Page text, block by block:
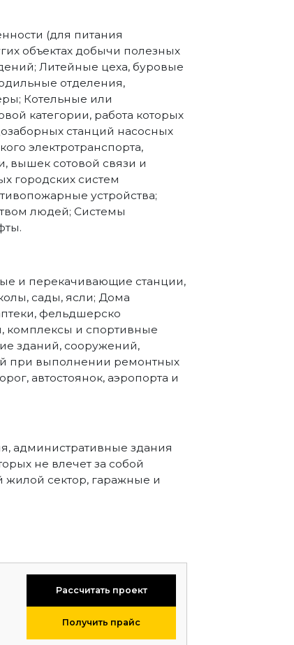
(для питания
объектах добычи полезных
Литейные цеха, буровые
отделения,
Котельные или
категории, работа которых
станций насосных
электротранспорта,
вышек сотовой связи и
городских систем
устройства;
людей; Системы
и перекачивающие станции,
сады, ясли; Дома
фельдшерско
комплексы и спортивные
зданий, сооружений,
при выполнении ремонтных
автостоянок, аэропорта и
административные здания
не влечет за собой
сектор, гаражные и
Рассчитать проект
Получить прайс